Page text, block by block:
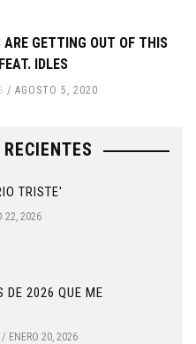
GETTING OUT OF THIS
IDLES
AGOSTO 5, 2020
TRISTE'
22, 2026
DE 2026 QUE ME
ENERO 20, 2026